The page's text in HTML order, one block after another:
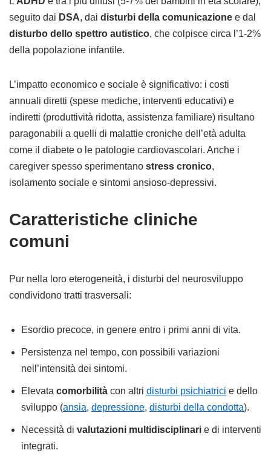
seguito dai DSA, dai disturbi della comunicazione e dal
disturbo dello spettro autistico, che colpisce circa l’1-2%
della popolazione infantile.
L’impatto economico e sociale è significativo: i costi
annuali diretti (spese mediche, interventi educativi) e
indiretti (produttività ridotta, assistenza familiare) risultano
paragonabili a quelli di malattie croniche dell’età adulta
come il diabete o le patologie cardiovascolari. Anche i
caregiver spesso sperimentano stress cronico,
isolamento sociale e sintomi ansioso-depressivi.
Caratteristiche cliniche
comuni
Pur nella loro eterogeneità, i disturbi del neurosviluppo
condividono tratti trasversali:
Esordio precoce, in genere entro i primi anni di vita.
Persistenza nel tempo, con possibili variazioni
nell’intensità dei sintomi.
Elevata comorbilità con altri disturbi psichiatrici e dello
sviluppo (ansia, depressione, disturbi della condotta).
Necessità di valutazioni multidisciplinari e di interventi
integrati.